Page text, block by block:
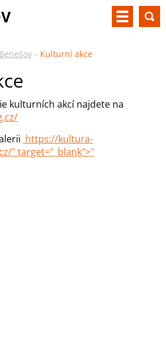
Kulturní akce
kulturních akcí najdete na
https://kultura-
" target="_blank">"